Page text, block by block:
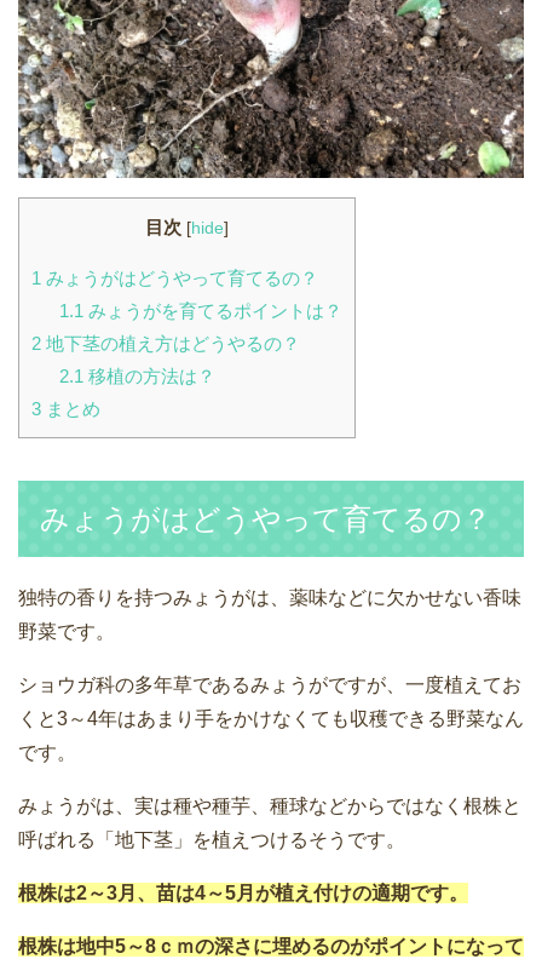
目次 [hide]
1 みょうがはどうやって育てるの？
1.1みょうがを育てるポイントは？
2 地下茎の植え方はどうやるの？
2.1移植の方法は？
3 まとめ
みょうがはどうやって育てるの？
独特の香りを持つみょうがは、薬味などに欠かせない香味
野菜です。
ショウガ科の多年草であるみょうがですが、一度植えてお
くと3～4年はあまり手をかけなくても収穫できる野菜なん
です。
みょうがは、実は種や種芋、種球などからではなく根株と
呼ばれる「地下茎」を植えつけるそうです。
根株は2～3月、苗は4～5月が植え付けの適期です。
根株は地中5～8ｃｍの深さに埋めるのがポイントになって